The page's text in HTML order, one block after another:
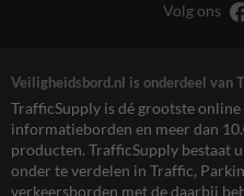
Volg ons
Veiligheidsbord.nl is onderdeel van
TrafficSupply is dé grootste
informatieborden en meer dan
producten. TrafficSupply bestaat
onder te verdelen in Traffic,
verkeersborden met de daarbij